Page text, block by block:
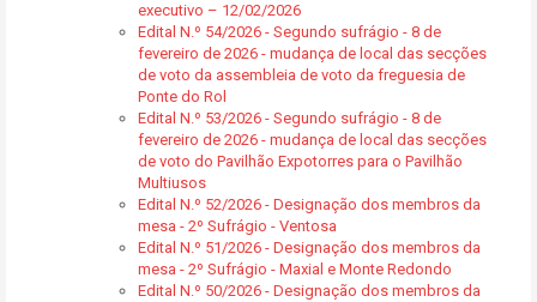
executivo – 12/02/2026
Edital N.º 54/2026 - Segundo sufrágio - 8 de
fevereiro de 2026 - mudança de local das secções
de voto da assembleia de voto da freguesia de
Ponte do Rol
Edital N.º 53/2026 - Segundo sufrágio - 8 de
fevereiro de 2026 - mudança de local das secções
de voto do Pavilhão Expotorres para o Pavilhão
Multiusos
Edital N.º 52/2026 - Designação dos membros da
mesa - 2º Sufrágio - Ventosa
Edital N.º 51/2026 - Designação dos membros da
mesa - 2º Sufrágio - Maxial e Monte Redondo
Edital N.º 50/2026 - Designação dos membros da